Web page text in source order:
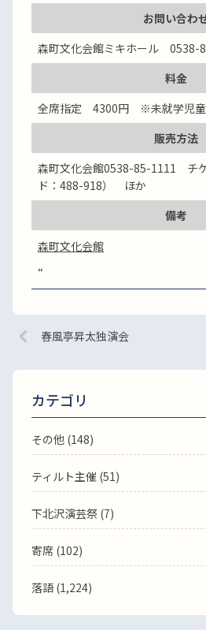
お問い合わ
森町文化会館ミキホール 0538-
料金
全席指定 4300円 ※未就学児童
販売方法
森町文化会館0538-85-1111 チ
ド：488-918） ほか
備考
森町文化会館
“
春風亭昇太独演会
カテゴリ
その他 (148)
ティルト主催 (51)
下北沢演芸祭 (7)
寄席 (102)
落語(1,224)